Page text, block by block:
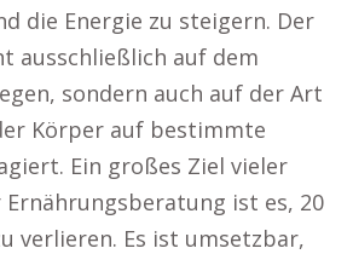
die Energie zu steigern. Der
ausschließlich auf dem
sondern auch auf der Art
Körper auf bestimmte
Ein großes Ziel vieler
Ernährungsberatung ist es, 20
verlieren. Es ist umsetzbar,